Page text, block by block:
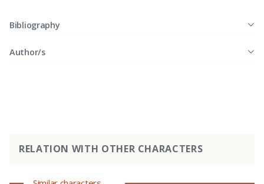
Bibliography
Author/s
RELATION WITH OTHER CHARACTERS